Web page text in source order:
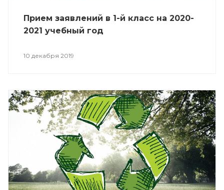
Прием заявлений в 1-й класс на 2020-
2021 учебный год
10 декабря 2019